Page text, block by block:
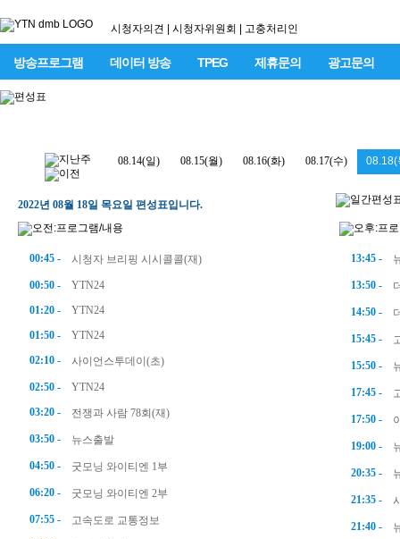
시청자의견 시청자위원회 고충처리인
방송프로그램 데이터 방송 TPEG 제휴문의 광고문의
08.14(일) 08.15(월) 08.16(화) 08.17(수) 08.18(
2022년 08월 18일 목요일 편성표입니다.
00:45 - 시청자 브리핑 시시콜콜(재)
00:50 -
YTN24
01:20 -
YTN24
01:50 -
YTN24
02:10 -
사이언스투데이(초)
02:50 -
YTN24
03:20 -
전쟁과 사람 78회(재)
03:50 - 뉴스출발
04:50 - 굿모닝 와이티엔 1부
06:20 - 굿모닝 와이티엔 2부
07:55 - 고속도로 교통정보
13:45 -
13:50 -
14:50 -
15:45 -
15:50 -
17:45 -
17:50 -
19:00 -
20:35 -
21:35 -
21:40 -